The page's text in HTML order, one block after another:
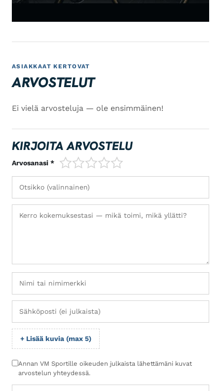
ASIAKKAAT KERTOVAT
ARVOSTELUT
Ei vielä arvosteluja — ole ensimmäinen!
KIRJOITA ARVOSTELU
Arvosanasi * 1/5 2/53/54/5
+ Lisää kuvia (max 5)
Annan VM Sportille oikeuden julkaista lähettämäni kuvat
arvostelun yhteydessä.